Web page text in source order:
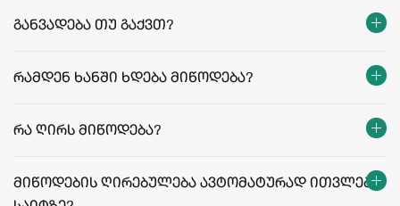
განვადება თუ გაქვთ?
რამდენ ხანში ხდება მიწოდება?
რეგიონები:
რა ღირს მიწოდება?
მიწოდების ღირებულება ავტომატურად ითვლება